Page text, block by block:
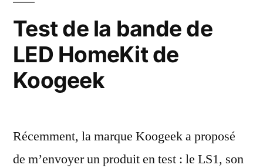
d’Elgato
(Eve)
et
Test de la bande de
LED HomeKit de
Koogeek
Récemment, la marque Koogeek a proposé
de m’envoyer un produit en test : le LS1, son